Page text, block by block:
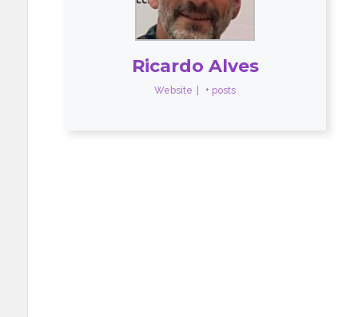
Ricardo Alves
Website + posts